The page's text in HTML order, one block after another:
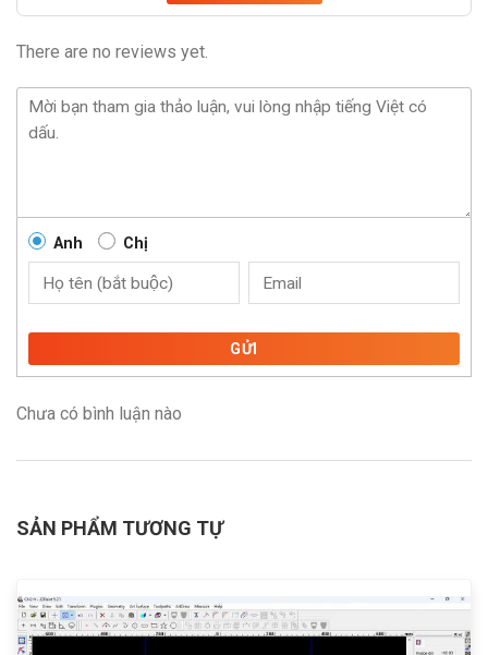
There are no reviews yet.
Anh Chị
GỬI
Chưa có bình luận nào
SẢN PHẨM TƯƠNG TỰ